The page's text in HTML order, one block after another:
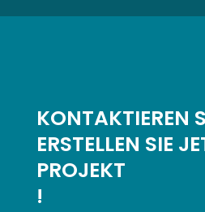
KONTAKTIEREN
ERSTELLEN SIE
PROJEKT
!